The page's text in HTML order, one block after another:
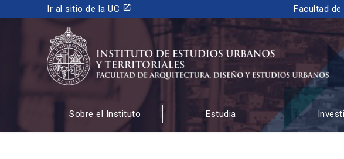
Ir al sitio de la UC launch Facultad
INSTITUTO DE ESTUDIOS URBANOS
Y TERRITORIALES
FACULTAD DE ARQUITECTURA, DISEÑO Y ESTUDIOS URBANOS
Sobre el Instituto Estudia